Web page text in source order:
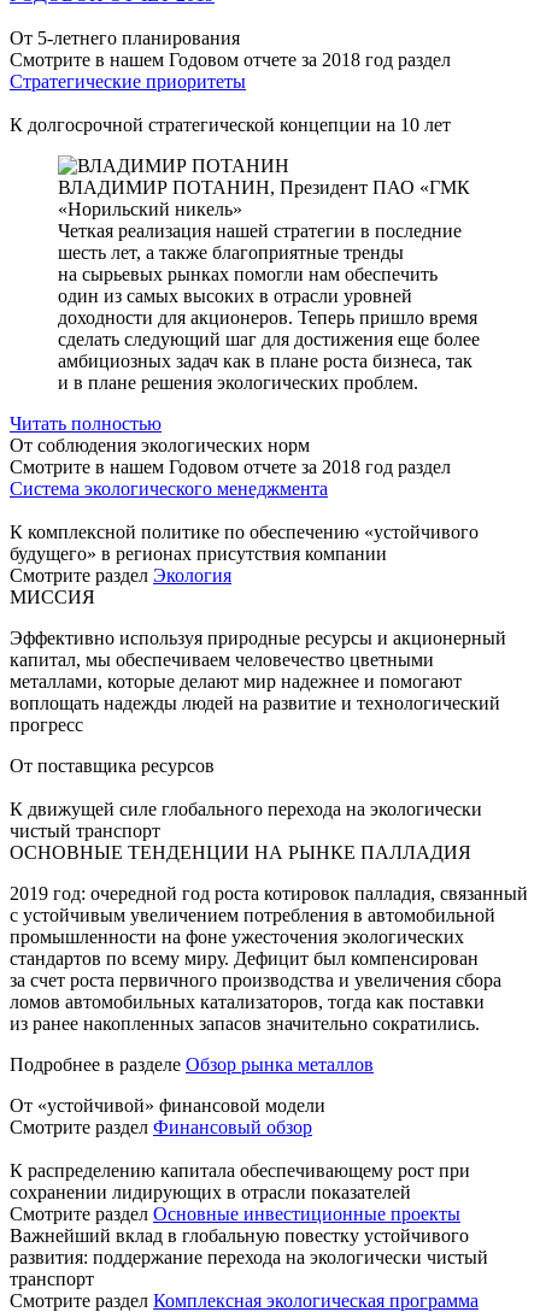
От 5-летнего планирования
Смотрите в нашем Годовом отчете за 2018 год раздел
Стратегические приоритеты
К долгосрочной стратегической концепции на 10 лет
ВЛАДИМИР ПОТАНИН, Президент ПАО «ГМК
«Норильский никель»
Четкая реализация нашей стратегии в последние
шесть лет, а также благоприятные тренды
на сырьевых рынках помогли нам обеспечить
один из самых высоких в отрасли уровней
доходности для акционеров. Теперь пришло время
сделать следующий шаг для достижения еще более
амбициозных задач как в плане роста бизнеса, так
и в плане решения экологических проблем.
Читать полностью
От соблюдения экологических норм
Смотрите в нашем Годовом отчете за 2018 год раздел
Система экологического менеджмента
К комплексной политике по обеспечению «устойчивого
будущего» в регионах присутствия компании
Смотрите раздел Экология
МИССИЯ
Эффективно используя природные ресурсы и акционерный
капитал, мы обеспечиваем человечество цветными
металлами, которые делают мир надежнее и помогают
воплощать надежды людей на развитие и технологический
прогресс
От поставщика ресурсов
К движущей силе глобального перехода на экологически
чистый транспорт
ОСНОВНЫЕ ТЕНДЕНЦИИ НА РЫНКЕ ПАЛЛАДИЯ
2019 год: очередной год роста котировок палладия, связанный
с устойчивым увеличением потребления в автомобильной
промышленности на фоне ужесточения экологических
стандартов по всему миру. Дефицит был компенсирован
за счет роста первичного производства и увеличения сбора
ломов автомобильных катализаторов, тогда как поставки
из ранее накопленных запасов значительно сократились.
Подробнее в разделе Обзор рынка металлов
От «устойчивой» финансовой модели
Смотрите раздел Финансовый обзор
К распределению капитала обеспечивающему рост при
сохранении лидирующих в отрасли показателей
Смотрите раздел Основные инвестиционные проекты
Важнейший вклад в глобальную повестку устойчивого
развития: поддержание перехода на экологически чистый
транспорт
Смотрите раздел Комплексная экологическая программа